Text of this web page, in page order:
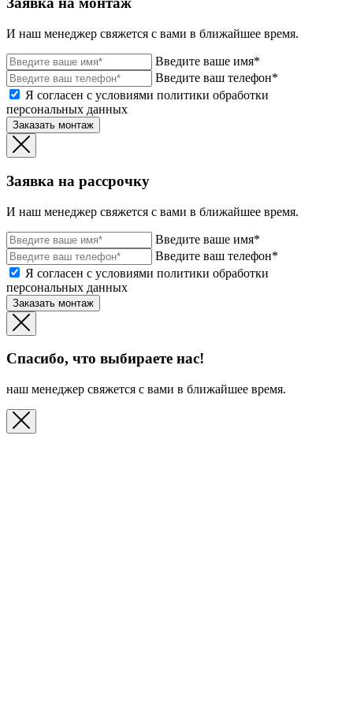
И наш менеджер свяжется с вами в ближайшее время.
Введите ваше имя*
Введите ваш телефон*
Я согласен с условиями политики обработки
персональных данных
Заказать монтаж
Заявка на рассрочку
И наш менеджер свяжется с вами в ближайшее время.
Введите ваше имя*
Введите ваш телефон*
Я согласен с условиями политики обработки
персональных данных
Заказать монтаж
Спасибо, что выбираете нас!
наш менеджер свяжется с вами в ближайшее время.